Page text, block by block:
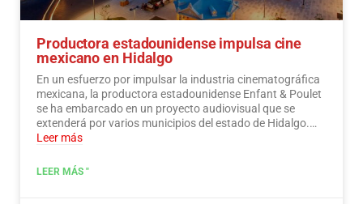
Productora estadounidense impulsa cine
mexicano en Hidalgo
En un esfuerzo por impulsar la industria cinematográfica
mexicana, la productora estadounidense Enfant & Poulet
se ha embarcado en un proyecto audiovisual que se
extenderá por varios municipios del estado de Hidalgo.…
Leer más
LEER MÁS "